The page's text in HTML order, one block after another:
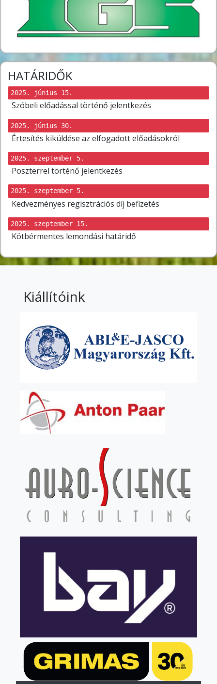
HATÁRIDŐK
2025. június 15.
Szóbeli előadással történő jelentkezés
2025. június 30.
Értesítés kiküldése az elfogadott előadásokról
2025. szeptember 5.
Poszterrel történő jelentkezés
2025. szeptember 5.
Kedvezményes regisztrációs díj befizetés
2025. szeptember 15.
Kötbérmentes lemondási határidő
Kiállítóink